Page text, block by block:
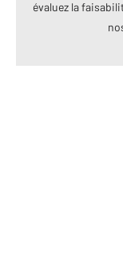
évaluez la